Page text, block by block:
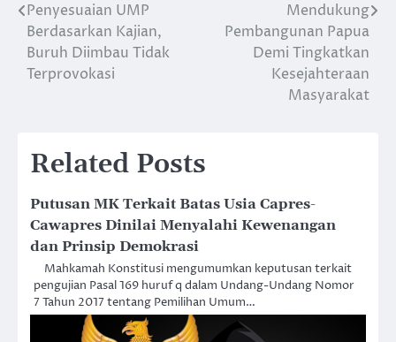
Post
navigation
Penyesuaian UMP
Berdasarkan Kajian,
Buruh Diimbau Tidak
Terprovokasi
Mendukung
Pembangunan Papua
Demi Tingkatkan
Kesejahteraan
Masyarakat
Related Posts
Putusan MK Terkait Batas Usia Capres-
Cawapres Dinilai Menyalahi Kewenangan
dan Prinsip Demokrasi
Mahkamah Konstitusi mengumumkan keputusan terkait
pengujian Pasal 169 huruf q dalam Undang-Undang Nomor
7 Tahun 2017 tentang Pemilihan Umum…